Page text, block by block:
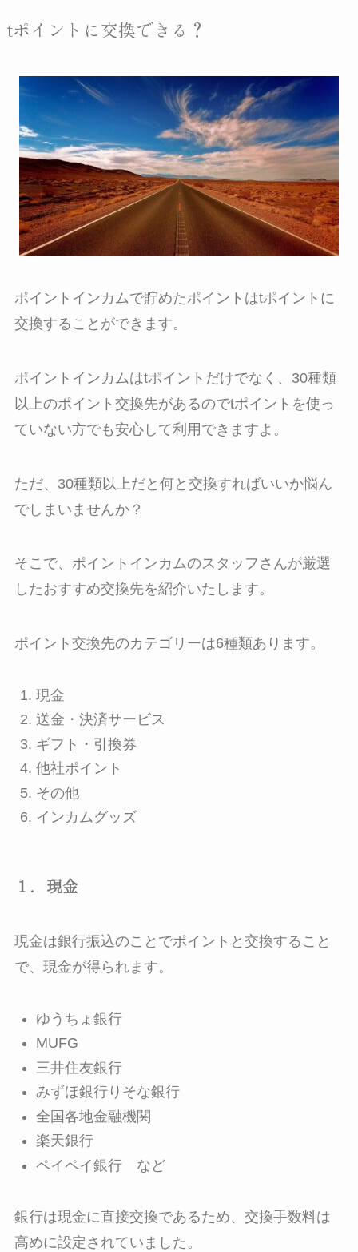
tポイントに交換できる？
ポイントインカムで貯めたポイントはtポイントに
交換することができます。
ポイントインカムはtポイントだけでなく、30種類
以上のポイント交換先があるのでtポイントを使っ
ていない方でも安心して利用できますよ。
ただ、30種類以上だと何と交換すればいいか悩ん
でしまいませんか？
そこで、ポイントインカムのスタッフさんが厳選
したおすすめ交換先を紹介いたします。
ポイント交換先のカテゴリーは6種類あります。
現金
送金・決済サービス
ギフト・引換券
他社ポイント
その他
インカムグッズ
１．現金
現金は銀行振込のことでポイントと交換すること
で、現金が得られます。
ゆうちょ銀行
MUFG
三井住友銀行
みずほ銀行りそな銀行
全国各地金融機関
楽天銀行
ペイペイ銀行 など
銀行は現金に直接交換であるため、交換手数料は
高めに設定されていました。